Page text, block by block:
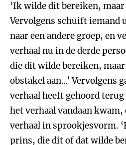
‘Ik wilde dit bereiken,
Vervolgens schuift iemand
naar een andere groep, en
verhaal nu in de derde
die dit wilde bereiken,
obstakel aan…’ Vervolgens
verhaal heeft gehoord
het verhaal vandaan
verhaal in sprookjesvorm.
prins, die dit of dat wilde